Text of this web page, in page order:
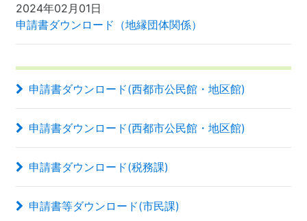
2024年02月01日
申請書ダウンロード（地縁団体関係）
申請書ダウンロード(西都市公民館・地区館)
申請書ダウンロード(西都市公民館・地区館)
申請書ダウンロード(税務課)
申請書等ダウンロード(市民課)